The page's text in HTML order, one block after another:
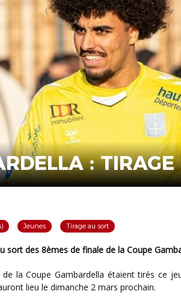
: TIRAGE
Jeunes Tirage au sort
sort des 8èmes de finale de la Coupe
lieu le dimanche 2 mars prochain.